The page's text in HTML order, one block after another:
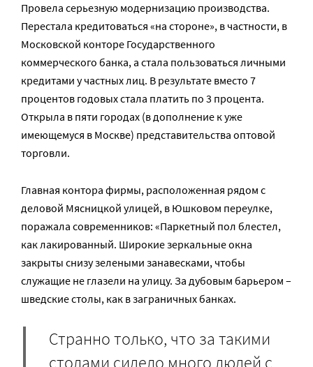
Провела серьезную модернизацию производства.
Перестала кредитоваться «на стороне», в частности, в
Московской конторе Государственного
коммерческого банка, а стала пользоваться личными
кредитами у частных лиц. В результате вместо 7
процентов годовых стала платить по 3 процента.
Открыла в пяти городах (в дополнение к уже
имеющемуся в Москве) представительства оптовой
торговли.
Главная контора фирмы, расположенная рядом с
деловой Мясницкой улицей, в Юшковом переулке,
поражала современников: «Паркетный пол блестел,
как лакированный. Широкие зеркальные окна
закрыты снизу зелеными занавесками, чтобы
служащие не глазели на улицу. За дубовым барьером –
шведские столы, как в заграничных банках.
Странно только, что за такими
столами сидело много людей с